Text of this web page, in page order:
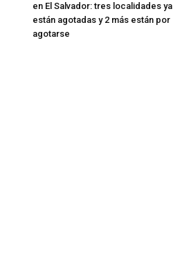
en El Salvador: tres localidades ya
están agotadas y 2 más están por
agotarse